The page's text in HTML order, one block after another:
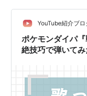
る。BGMはダイヤ
がアレンジされて使
使用ポケモン Lv. タ
YouTube紹介ブロ
ポケモンダイパ
絶技巧で弾いて